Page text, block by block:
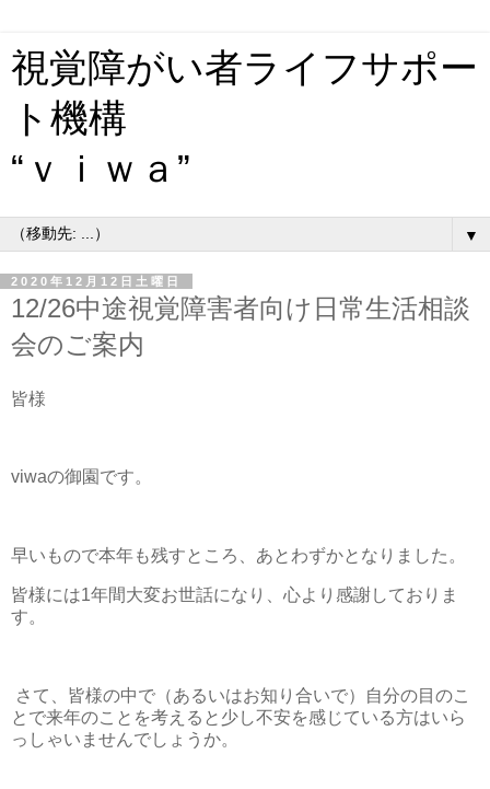
視覚障がい者ライフサポー
ト機構
“ｖｉｗａ”
▼
2020年12月12日土曜日
12/26中途視覚障害者向け日常生活相談
会のご案内
皆様
viwaの御園です。
早いもので本年も残すところ、あとわずかとなりました。
皆様には1年間大変お世話になり、心より感謝しておりま
す。
さて、皆様の中で（あるいはお知り合いで）自分の目のこ
とで来年のことを考えると少し不安を感じている方はいら
っしゃいませんでしょうか。